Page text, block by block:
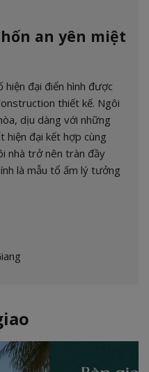
an yên miệt
hiện đại điển hình được
thiết kế. Ngôi
dịu dàng với những
hiện đại kết hợp cùng
nhà trở nên tràn đầy
là mẫu tổ ấm lý tưởng